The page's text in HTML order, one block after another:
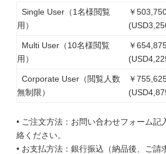
Single User（1名様閲覧
用）
￥
Multi User（10名様閲覧
用）
￥
Corporate User（閲覧人数
無制限）
￥
• ご注文方法：お問い合わせフォーム記
絡ください。
• お支払方法：銀行振込（納品後、ご請